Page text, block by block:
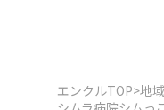
エンクルTOP>地